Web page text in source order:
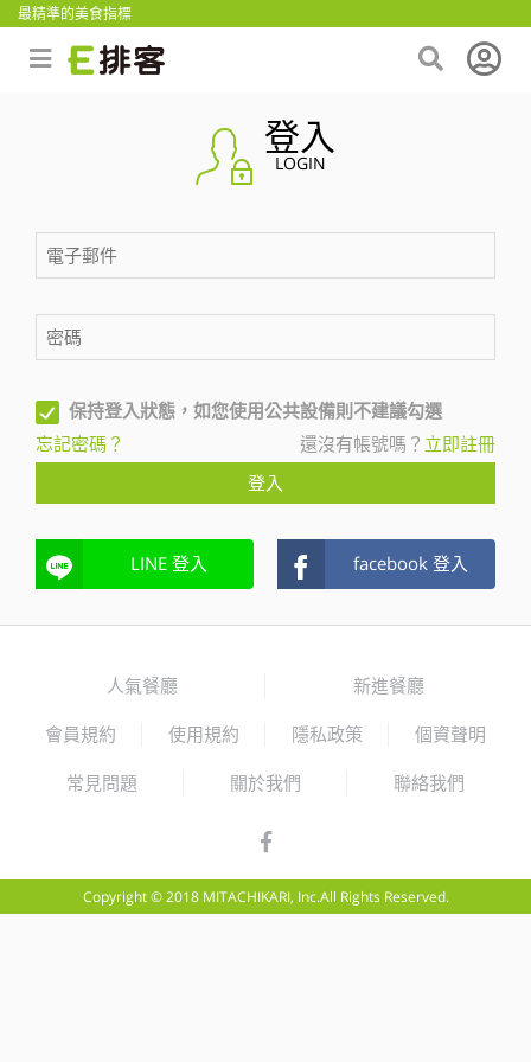
最精準的美食指標
登入
LOGIN
保持登入狀態，如您使用公共設備則不建議勾選
忘記密碼？
還沒有帳號嗎？ 立即註冊
登入
LINE 登入 facebook 登入
人氣餐廳 新進餐廳
會員規約 使用規約 隱私政策 個資聲明
常見問題 關於我們 聯絡我們
Copyright © 2018 MITACHIKARI, Inc.All Rights Reserved.